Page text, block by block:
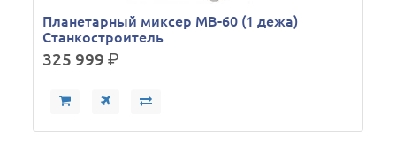
Планетарный миксер МВ-60 (1 дежа)
Станкостроитель
325 999р.